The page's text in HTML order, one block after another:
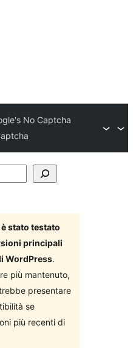
No Captcha
stato testato
principali
WordPress.
più mantenuto,
presentare
se
più recenti di